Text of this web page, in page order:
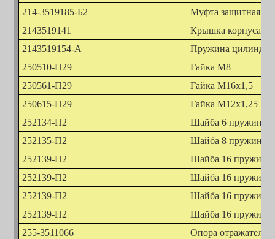
214-3519185-Б2
Муфта защитная
2143519141
Крышка корпуса
2143519154-А
Пружина цилиндра
250510-П29
Гайка М8
250561-П29
Гайка М16х1,5
250615-П29
Гайка М12х1,25
252134-П2
Шайба 6
252135-П2
Шайба 8
252139-П2
Шайба 16
252139-П2
Шайба 16
252139-П2
Шайба 16
252139-П2
Шайба 16
255-3511066
Опора отражателя